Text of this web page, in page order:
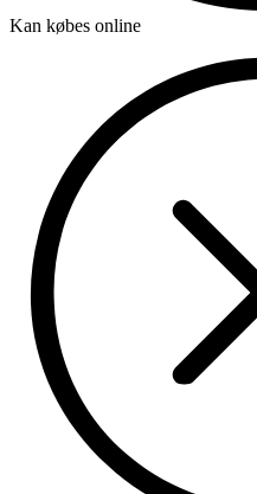
Kan købes online